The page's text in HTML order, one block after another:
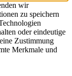
wir
zu speichern
oder eindeutige
Zustimmung
Merkmale und